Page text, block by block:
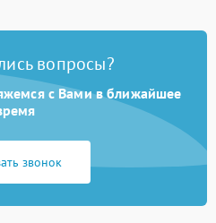
вопросы?
с Вами в ближайшее
звонок